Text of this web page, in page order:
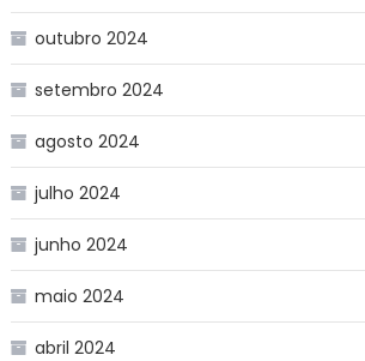
outubro 2024
setembro 2024
agosto 2024
julho 2024
junho 2024
maio 2024
abril 2024